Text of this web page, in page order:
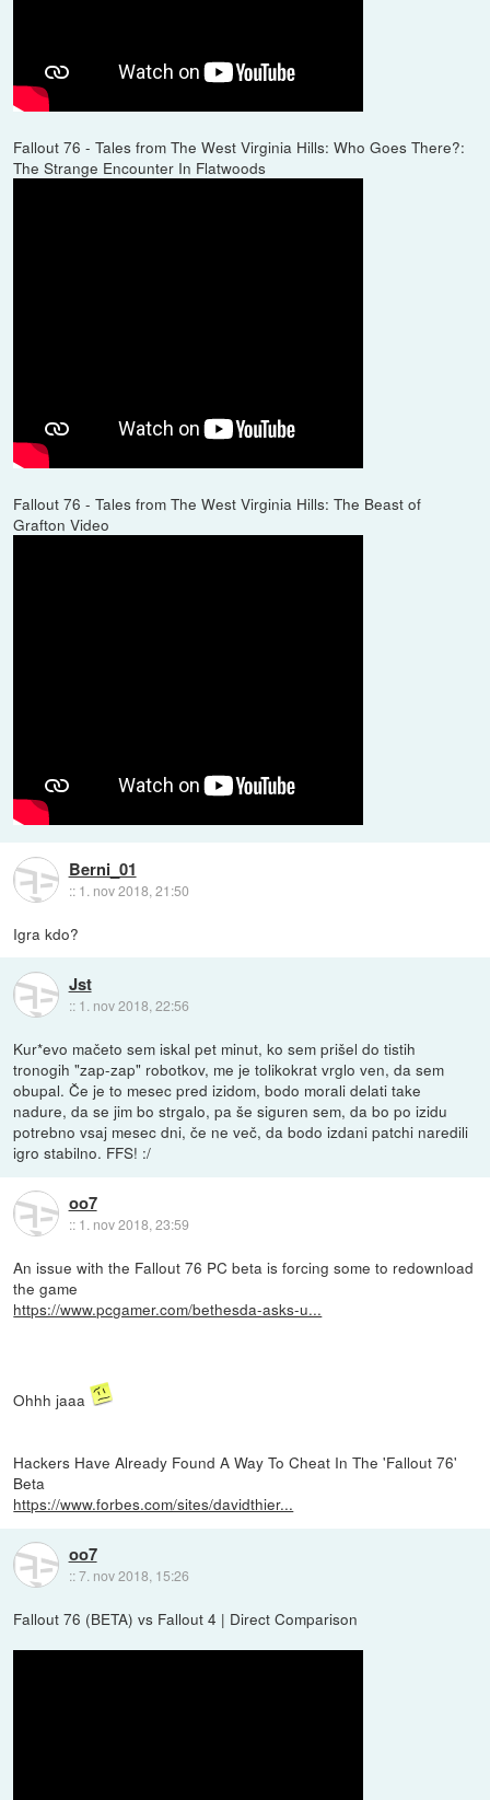
Fallout 76 - Tales from The West Virginia Hills: Who Goes There?:
The Strange Encounter In Flatwoods
Fallout 76 - Tales from The West Virginia Hills: The Beast of
Grafton Video
Berni_01
:: 1. nov 2018, 21:50
Igra kdo?
Jst
:: 1. nov 2018, 22:56
Kur*evo mačeto sem iskal pet minut, ko sem prišel do tistih
tronogih "zap-zap" robotkov, me je tolikokrat vrglo ven, da sem
obupal. Če je to mesec pred izidom, bodo morali delati take
nadure, da se jim bo strgalo, pa še siguren sem, da bo po izidu
potrebno vsaj mesec dni, če ne več, da bodo izdani patchi naredili
igro stabilno. FFS! :/
oo7
:: 1. nov 2018, 23:59
An issue with the Fallout 76 PC beta is forcing some to redownload
the game
https://www.pcgamer.com/bethesda-asks-u...
Ohhh jaaa
Hackers Have Already Found A Way To Cheat In The 'Fallout 76'
Beta
https://www.forbes.com/sites/davidthier...
oo7
::7. nov 2018, 15:26
Fallout 76 (BETA) vs Fallout 4 | Direct Comparison